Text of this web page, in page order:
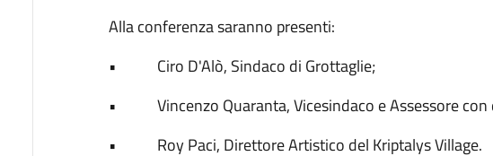
Alla conferenza saranno presenti:
• Ciro D'Alò, Sindaco di Grottaglie;
• Vincenzo Quaranta, Vicesindaco e Assessore con
• Roy Paci, Direttore Artistico del Kriptalys Village.